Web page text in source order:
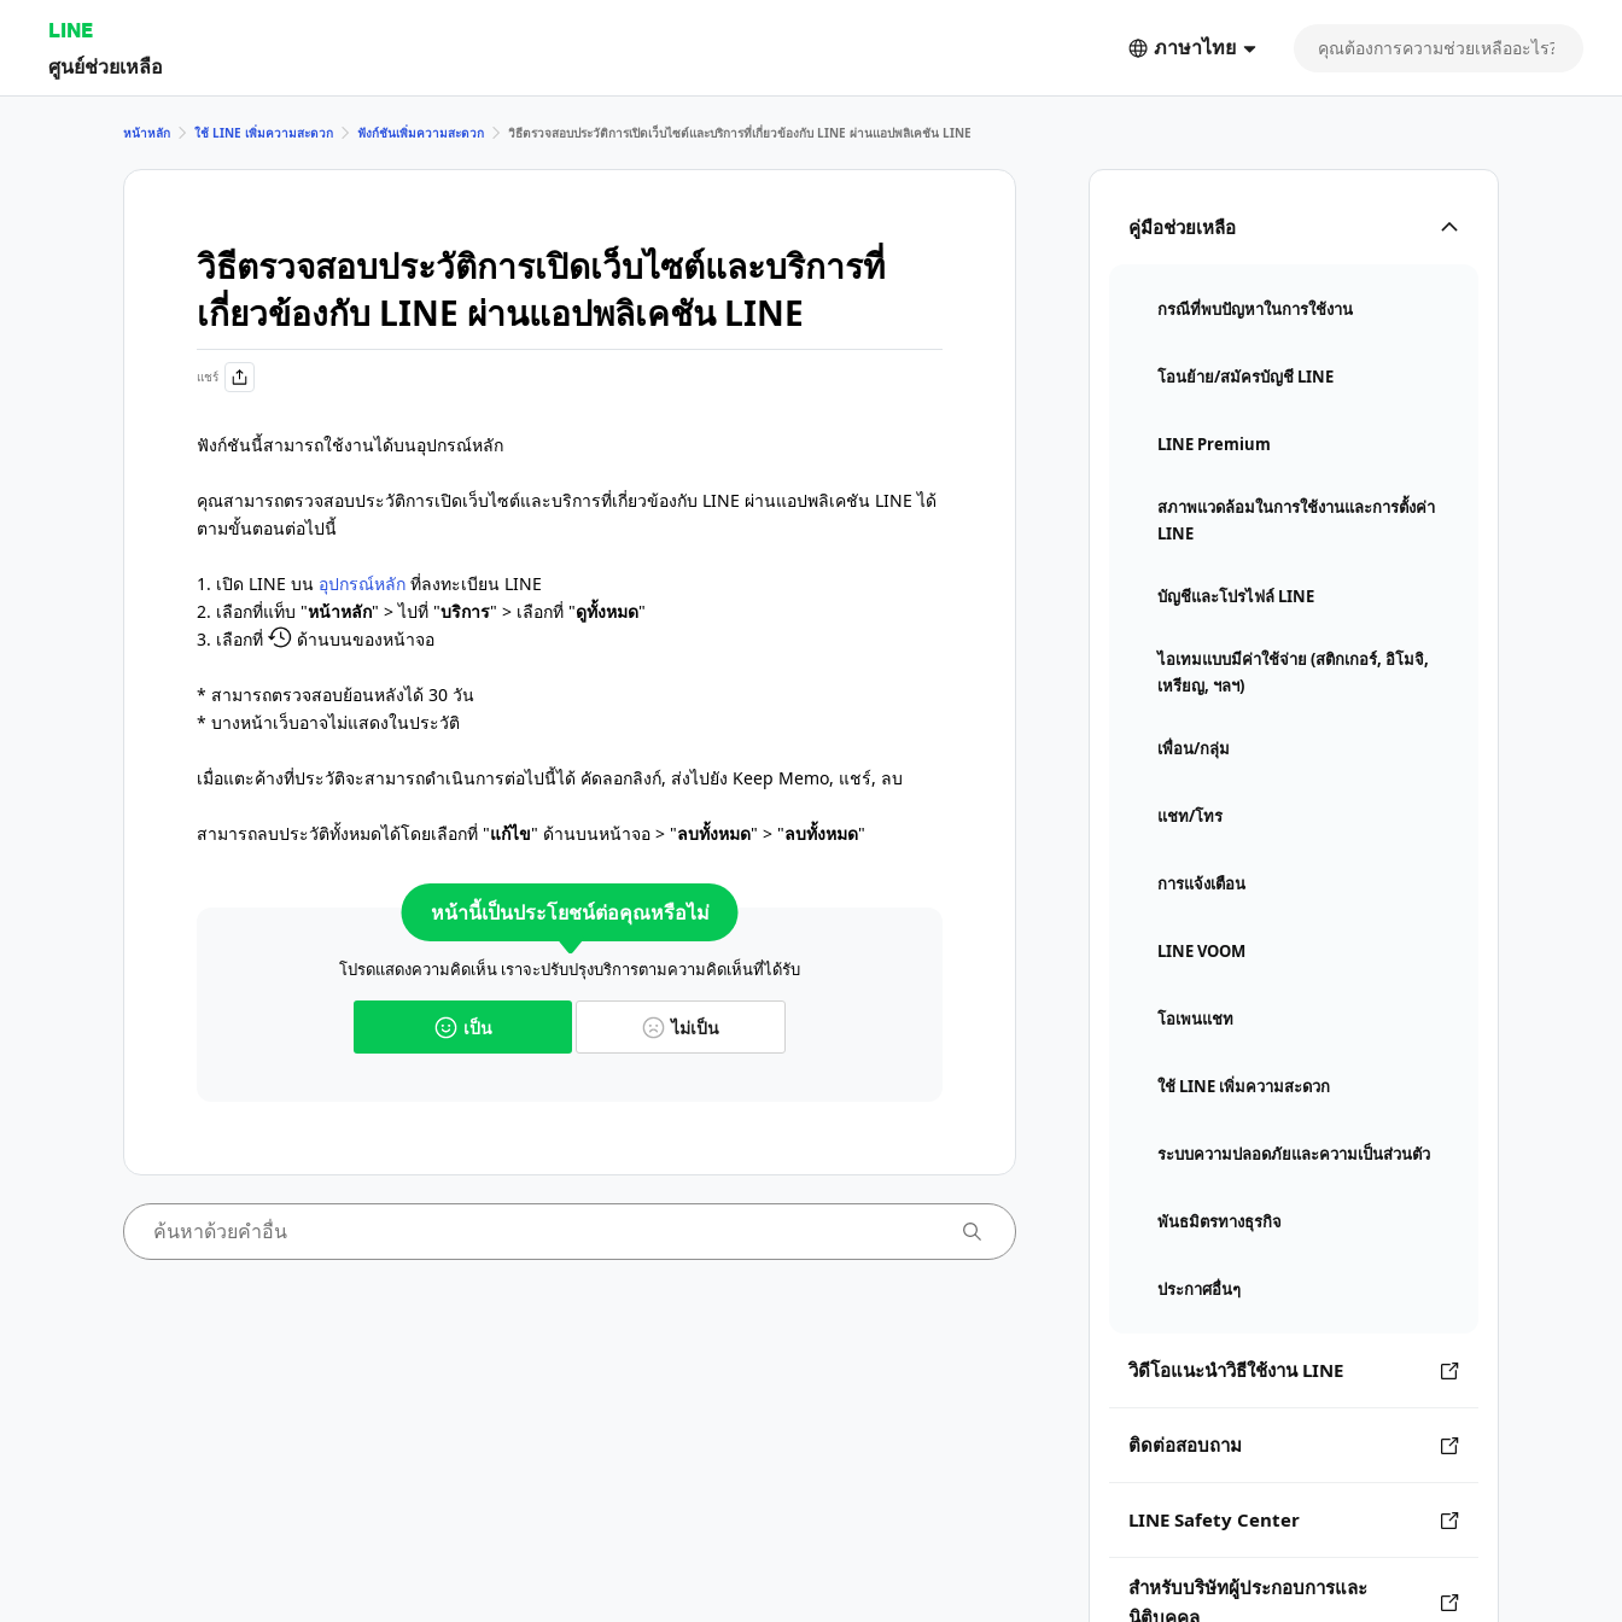
LINE
ศูนย์ช่วยเหลือ
ภาษาไทย
คู่มือช่วยเหลือ
กรณีที่พบปัญหาในการใช้งาน
โอนย้าย/สมัครบัญชี LINE
LINE Premium
สภาพแวดล้อมในการใช้งานและการตั้งค่า
LINE
บัญชีและโปรไฟล์ LINE
ไอเทมแบบมีค่าใช้จ่าย (สติกเกอร์, อิโมจิ,
เหรียญ, ฯลฯ)
เพื่อน/กลุ่ม
แชท/โทร
การแจ้งเตือน
LINE VOOM
โอเพนแชท
ใช้ LINE เพิ่มความสะดวก
ระบบความปลอดภัยและความเป็นส่วนตัว
พันธมิตรทางธุรกิจ
ประกาศอื่นๆ
วิดีโอแนะนำวิธีใช้งาน LINE
ติดต่อสอบถาม
LINE Safety Center
สำหรับบริษัทผู้ประกอบการและ
นิติบุคคล
หน้าหลัก ใช้ LINE เพิ่มความสะดวก ฟังก์ชันเพิ่มความสะดวก วิธีตรวจสอบประวัติการเปิดเว็บไซต์และบริการที่เกี่ยวข้องกับ LINE ผ่านแอปพลิเคชัน LINE
วิธีตรวจสอบประวัติการเปิดเว็บไซต์และบริการที่
เกี่ยวข้องกับ LINE ผ่านแอปพลิเคชัน LINE
แชร์
ฟังก์ชันนี้สามารถใช้งานได้บนอุปกรณ์หลัก
คุณสามารถตรวจสอบประวัติการเปิดเว็บไซต์และบริการที่เกี่ยวข้องกับ LINE ผ่านแอปพลิเคชัน LINE ได้
ตามขั้นตอนต่อไปนี้
1. เปิด LINE บน อุปกรณ์หลัก ที่ลงทะเบียน LINE
2. เลือกที่แท็บ "หน้าหลัก" > ไปที่ "บริการ" > เลือกที่ "ดูทั้งหมด"
3. เลือกที่
ด้านบนของหน้าจอ
* สามารถตรวจสอบย้อนหลังได้ 30 วัน
* บางหน้าเว็บอาจไม่แสดงในประวัติ
เมื่อแตะค้างที่ประวัติจะสามารถดำเนินการต่อไปนี้ได้ คัดลอกลิงก์, ส่งไปยัง Keep Memo, แชร์, ลบ
สามารถลบประวัติทั้งหมดได้โดยเลือกที่ "แก้ไข" ด้านบนหน้าจอ > "ลบทั้งหมด" > "ลบทั้งหมด"
หน้านี้เป็นประโยชน์ต่อคุณหรือไม่
โปรดแสดงความคิดเห็น เราจะปรับปรุงบริการตามความคิดเห็นที่ได้รับ
เป็น ไม่เป็น